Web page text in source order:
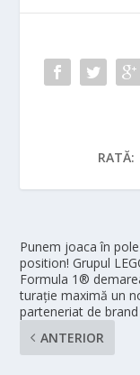
RATĂ:
Punem joaca în pole
position! Grupul
Formula 1®
turație maximă un
parteneriat de brand
ANTERIOR